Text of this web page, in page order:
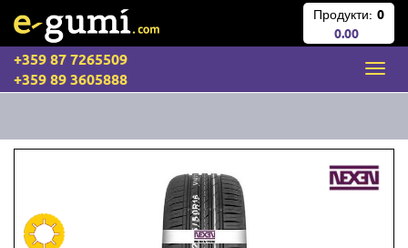
Продукти: 0
0.00
+359 87 7265509
+359 89 3605888